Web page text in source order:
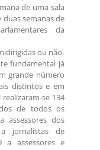
de uma sala
semanas de
da
ou não-
fundamental já
grande número
distintos e em
se 134
de todos os
assessores dos
jornalistas de
a assessores e